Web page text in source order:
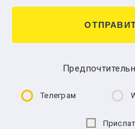
Телеграм